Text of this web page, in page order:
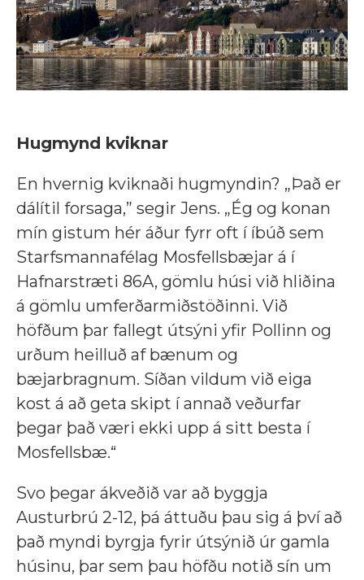
Hugmynd kviknar
En hvernig kviknaði hugmyndin? „Það er
dálítil forsaga,” segir Jens. „Ég og konan
mín gistum hér áður fyrr oft í íbúð sem
Starfsmannafélag Mosfellsbæjar á í
Hafnarstræti 86A, gömlu húsi við hliðina
á gömlu umferðarmiðstöðinni. Við
höfðum þar fallegt útsýni yfir Pollinn og
urðum heilluð af bænum og
bæjarbragnum. Síðan vildum við eiga
kost á að geta skipt í annað veðurfar
þegar það væri ekki upp á sitt besta í
Mosfellsbæ.“
Svo þegar ákveðið var að byggja
Austurbrú 2-12, þá áttuðu þau sig á því að
það myndi byrgja fyrir útsýnið úr gamla
húsinu, þar sem þau höfðu notið sín um